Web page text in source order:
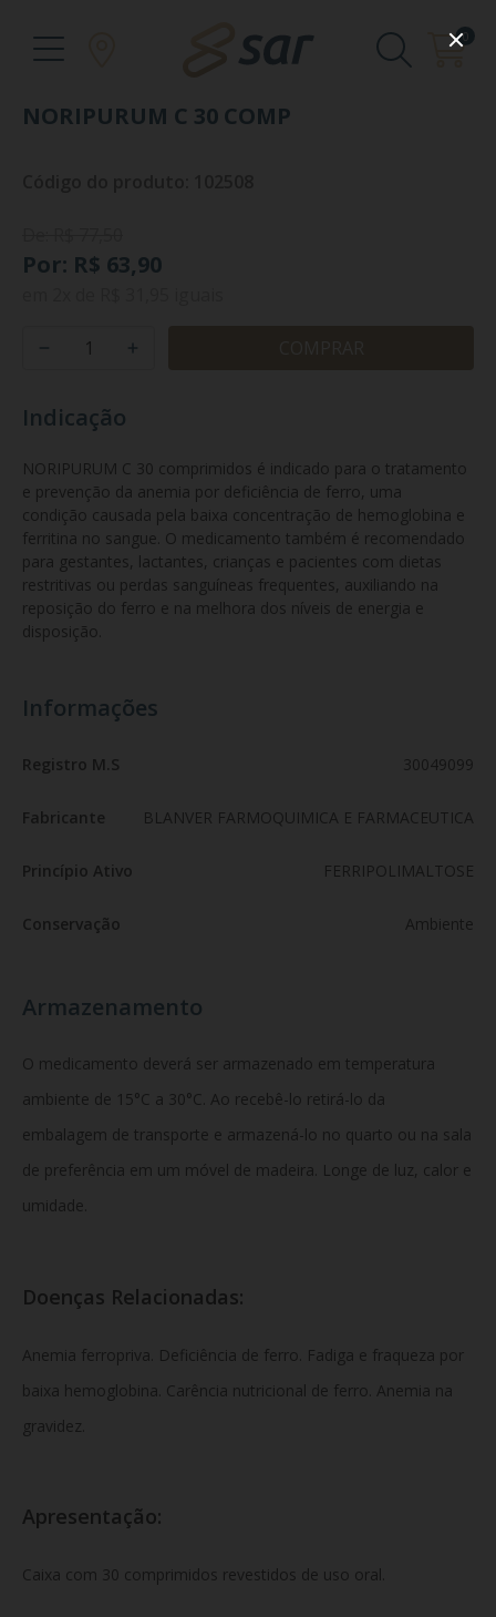
0
NORIPURUM C 30 COMP
Por: R$ 63,90
Indicação
NORIPURUM C 30 comprimidos é indicado para o tratamento
e prevenção da anemia por deficiência de ferro, uma
condição causada pela baixa concentração de hemoglobina e
ferritina no sangue. O medicamento também é recomendado
para gestantes, lactantes, crianças e pacientes com dietas
restritivas ou perdas sanguíneas frequentes, auxiliando na
reposição do ferro e na melhora dos níveis de energia e
disposição.
Informações
Registro M.S 30049099
Fabricante BLANVER FARMOQUIMICA E FARMACEUTICA
Princípio Ativo FERRIPOLIMALTOSE
Conservação Ambiente
Armazenamento
O medicamento deverá ser armazenado em temperatura
ambiente de 15°C a 30°C. Ao recebê-lo retirá-lo da
embalagem de transporte e armazená-lo no quarto ou na sala
de preferência em um móvel de madeira. Longe de luz, calor e
umidade.
Doenças Relacionadas:
Anemia ferropriva. Deficiência de ferro. Fadiga e fraqueza por
baixa hemoglobina. Carência nutricional de ferro. Anemia na
gravidez.
Apresentação:
Caixa com 30 comprimidos revestidos de uso oral.